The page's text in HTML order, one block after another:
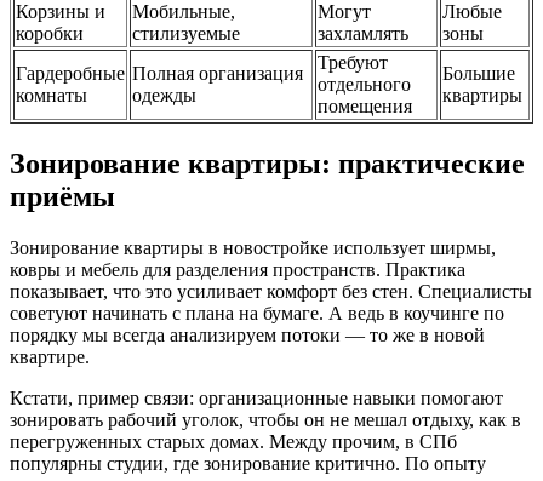
Корзины и
коробки
Мобильные,
стилизуемые
Могут
захламлять
Любые
зоны
Гардеробные
комнаты
Полная организация
одежды
Требуют
отдельного
помещения
Большие
квартиры
Зонирование квартиры: практические
приёмы
Зонирование квартиры в новостройке использует ширмы,
ковры и мебель для разделения пространств. Практика
показывает, что это усиливает комфорт без стен. Специалисты
советуют начинать с плана на бумаге. А ведь в коучинге по
порядку мы всегда анализируем потоки — то же в новой
квартире.
Кстати, пример связи: организационные навыки помогают
зонировать рабочий уголок, чтобы он не мешал отдыху, как в
перегруженных старых домах. Между прочим, в СПб
популярны студии, где зонирование критично. По опыту